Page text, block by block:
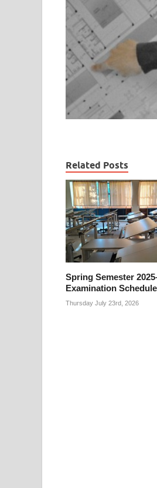
Related Posts
Spring Semester
Examination Schedule
Thursday July 23rd, 2026